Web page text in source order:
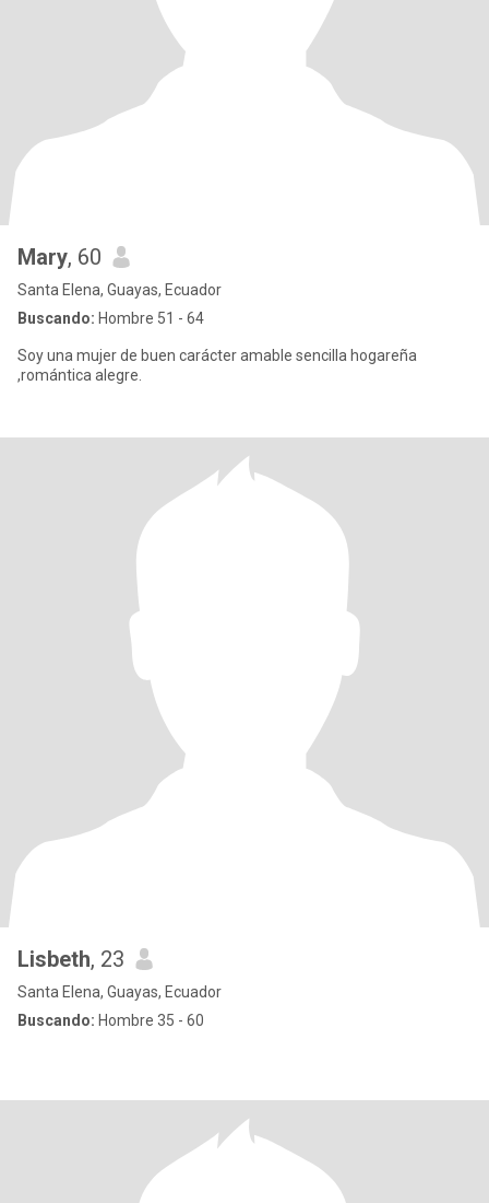
Mary, 60
Santa Elena, Guayas, Ecuador
Buscando: Hombre 51 - 64
Soy una mujer de buen carácter amable sencilla hogareña
,romántica alegre.
Lisbeth, 23
Santa Elena, Guayas, Ecuador
Buscando: Hombre 35 - 60